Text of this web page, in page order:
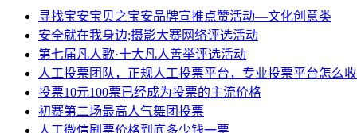
寻找宝安宝贝之宝安品牌宣推点赞活动—文化创意类
安全就在我身边;摄影大赛网络评选活动
第七届凡人歌·十大凡人善举评选活动
人工投票团队，正规人工投票平台，专业投票平台怎么
投票10元100票已经成为投票的主流价格
初赛第二场最高人气舞团投票
人工微信刷票价格到底多少钱一票